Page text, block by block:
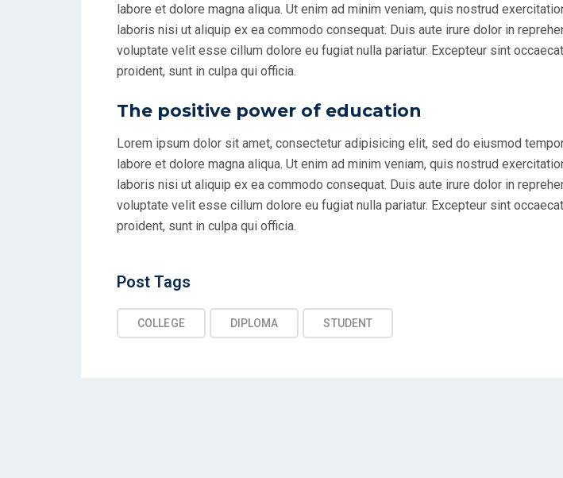
labore et dolore magna aliqua. Ut enim ad minim veniam, quis nostrud
laboris nisi ut aliquip ex ea commodo consequat. Duis aute irure dolor in
voluptate velit esse cillum dolore eu fugiat nulla pariatur. Excepteur sint
proident, sunt in culpa qui officia.
The positive power of education
Lorem ipsum dolor sit amet, consectetur adipisicing elit, sed do eiusmod
labore et dolore magna aliqua. Ut enim ad minim veniam, quis nostrud
laboris nisi ut aliquip ex ea commodo consequat. Duis aute irure dolor in
voluptate velit esse cillum dolore eu fugiat nulla pariatur. Excepteur sint
proident, sunt in culpa qui officia.
Post Tags
COLLEGE DIPLOMA STUDENT